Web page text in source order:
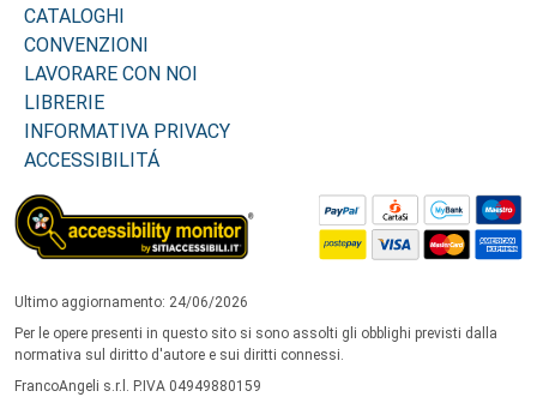
CATALOGHI
CONVENZIONI
LAVORARE CON NOI
LIBRERIE
INFORMATIVA PRIVACY
ACCESSIBILITÁ
Ultimo aggiornamento: 24/06/2026
Per le opere presenti in questo sito si sono assolti gli obblighi previsti dalla
normativa sul diritto d'autore e sui diritti connessi.
FrancoAngeli s.r.l. P.IVA 04949880159